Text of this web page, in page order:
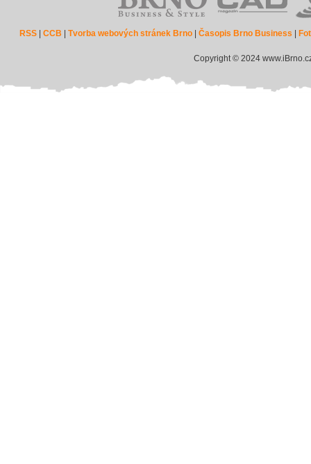
RSS| CCB Tvorba webových stránek Brno| Časopis Brno Business
Copyright © 2024